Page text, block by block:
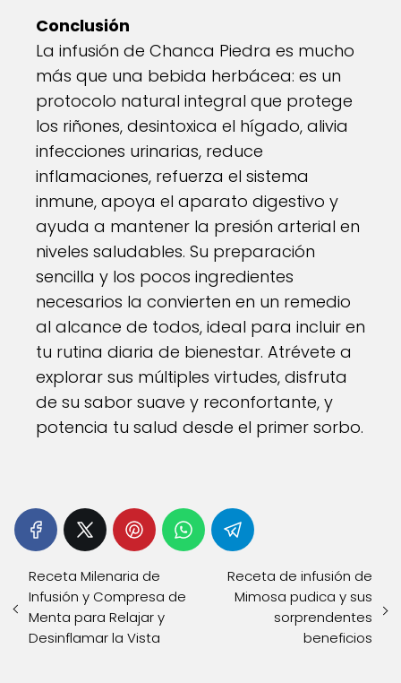
Conclusión
La infusión de Chanca Piedra es mucho
más que una bebida herbácea: es un
protocolo natural integral que protege
los riñones, desintoxica el hígado, alivia
infecciones urinarias, reduce
inflamaciones, refuerza el sistema
inmune, apoya el aparato digestivo y
ayuda a mantener la presión arterial en
niveles saludables. Su preparación
sencilla y los pocos ingredientes
necesarios la convierten en un remedio
al alcance de todos, ideal para incluir en
tu rutina diaria de bienestar. Atrévete a
explorar sus múltiples virtudes, disfruta
de su sabor suave y reconfortante, y
potencia tu salud desde el primer sorbo.
Receta Milenaria de
Infusión y Compresa de
Menta para Relajar y
Desinflamar la Vista
Receta de infusión de
Mimosa pudica y sus
sorprendentes
beneficios